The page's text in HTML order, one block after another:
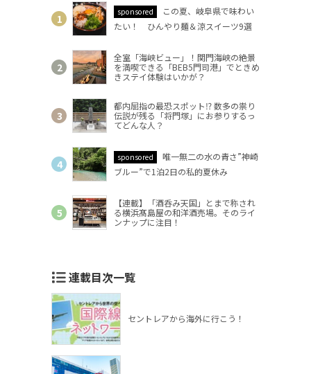
sponsored
この夏、岐阜県で味わい
たい！ ひんやり麺＆涼スイーツ9選
全室「海峡ビュー」！関門海峡の絶景
を満喫できる「BEB5門司港」でときめ
きステイ体験はいかが？
都内屈指の最恐スポット⁉ 数多の祟り
伝説が残る「将門塚」にお参りするっ
てどんな人？
sponsored
唯一無二の水の青さ”神崎
ブルー”で1泊2日の私的夏休み
【連載】「酒呑み天国」とまで称され
る横浜髙島屋の和洋酒売場。そのライ
ンナップに注目！
連載目次一覧
セントレアから海外に行こう！